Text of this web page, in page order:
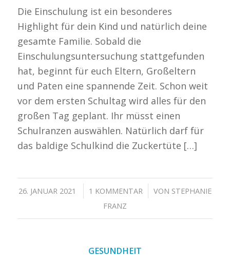
Die Einschulung ist ein besonderes
Highlight für dein Kind und natürlich deine
gesamte Familie. Sobald die
Einschulungsuntersuchung stattgefunden
hat, beginnt für euch Eltern, Großeltern
und Paten eine spannende Zeit. Schon weit
vor dem ersten Schultag wird alles für den
großen Tag geplant. Ihr müsst einen
Schulranzen auswählen. Natürlich darf für
das baldige Schulkind die Zuckertüte […]
26. JANUAR 2021
/ 1 KOMMENTAR
/ VON STEPHANIE
FRANZ
GESUNDHEIT